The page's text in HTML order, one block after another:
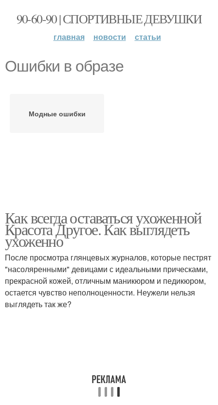
90-60-90 | СПОРТИВНЫЕ ДЕВУШКИ
главная новости статьи
Ошибки в образе
Модные ошибки
Как всегда оставаться ухоженной
Красота Другое. Как выглядеть
ухоженно
После просмотра глянцевых журналов, которые пестрят
"насоляренными" девицами с идеальными прическами,
прекрасной кожей, отличным маникюром и педикюром,
остается чувство неполноценности. Неужели нельзя
выглядеть так же?